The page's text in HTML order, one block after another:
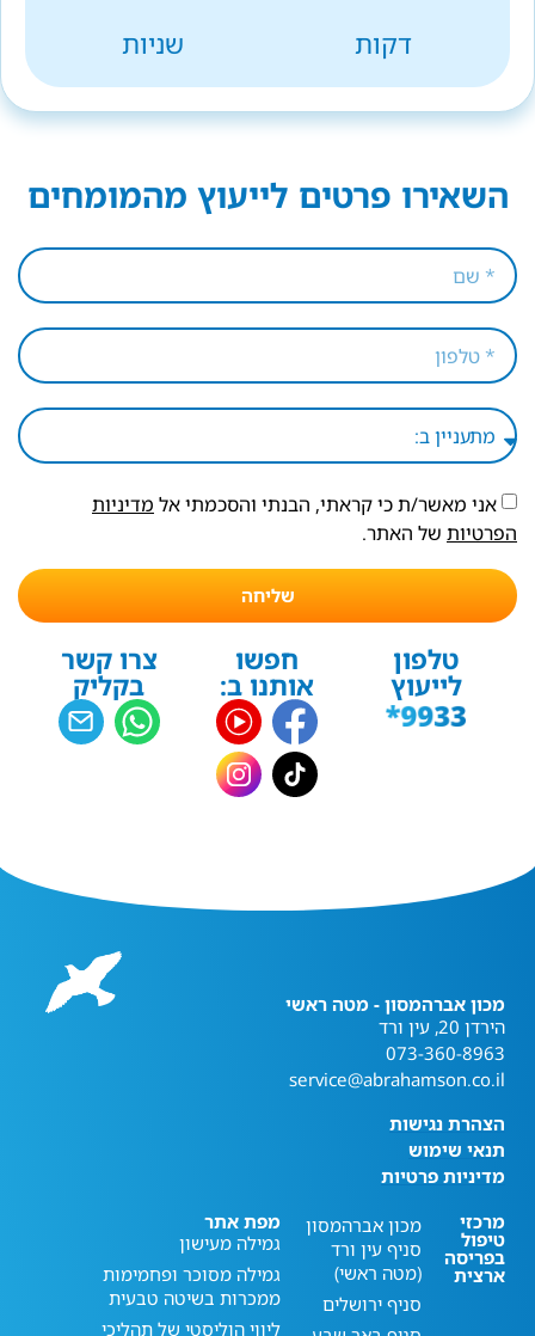
דקות
שניות
השאירו פרטים לייעוץ מהמומחים
אני מאשר/ת כי קראתי, הבנתי והסכמתי אל מדיניות
הפרטיות של האתר.
שליחה
טלפון
לייעוץ
חפשו
אותנו ב:
צרו קשר
בקליק
מכון אברהמסון - מטה ראשי
הירדן 20, עין ורד
073-360-8963
service@abrahamson.co.il
הצהרת נגישות
תנאי שימוש
מדיניות פרטיות
מרכזי
טיפול
בפריסה
ארצית
מכון אברהמסון
סניף עין ורד
(מטה ראשי)
סניף ירושלים
מפת אתר
גמילה מעישון
גמילה מסוכר ופחמימות
ממכרות בשיטה טבעית
ליווי הוליסטי של תהליכי